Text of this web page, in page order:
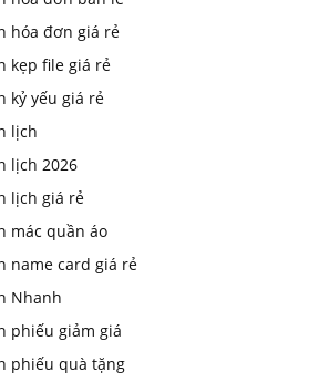
hóa đơn giá rẻ
kẹp file giá rẻ
kỷ yếu giá rẻ
lịch
lịch 2026
lịch giá rẻ
mác quần áo
name card giá rẻ
Nhanh
phiếu giảm giá
phiếu quà tặng